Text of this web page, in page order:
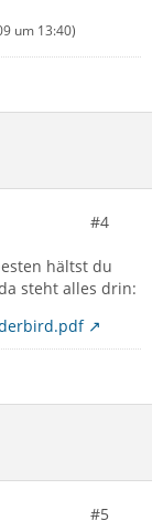
um 13:40)
#4
hältst du
steht alles drin:
#5